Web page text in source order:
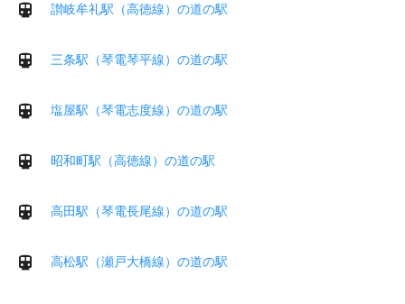
讃岐牟礼駅（高徳線）の道の駅
三条駅（琴電琴平線）の道の駅
塩屋駅（琴電志度線）の道の駅
昭和町駅（高徳線）の道の駅
高田駅（琴電長尾線）の道の駅
高松駅（瀬戸大橋線）の道の駅